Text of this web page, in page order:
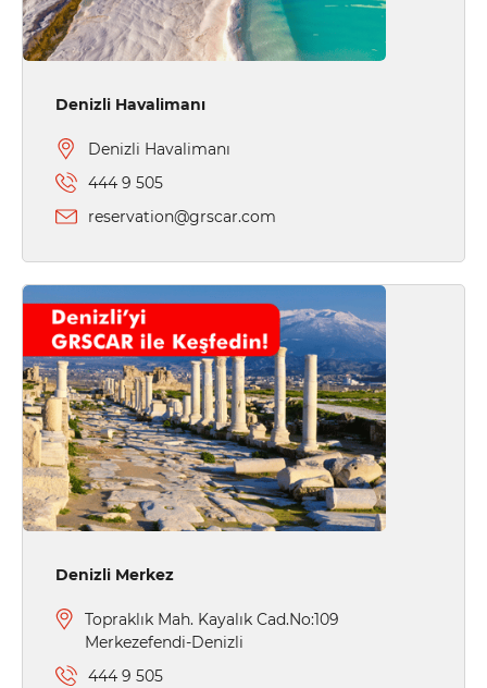
Denizli Havalimanı
Denizli Havalimanı
444 9 505
reservation@grscar.com
Denizli Merkez
Topraklık Mah. Kayalık Cad.No:109
Merkezefendi-Denizli
444 9 505